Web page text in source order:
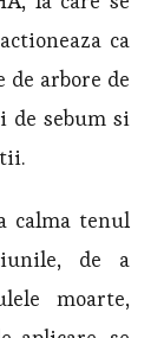
ca
arbore de
de sebum si
calma tenul
de a
moarte,